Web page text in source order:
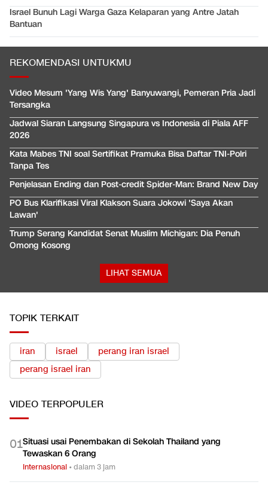
Israel Bunuh Lagi Warga Gaza Kelaparan yang Antre Jatah
Bantuan
REKOMENDASI UNTUKMU
Video Mesum 'Yang Wis Yang' Banyuwangi, Pemeran Pria Jadi
Tersangka
Jadwal Siaran Langsung Singapura vs Indonesia di Piala AFF
2026
Kata Mabes TNI soal Sertifikat Pramuka Bisa Daftar TNI-Polri
Tanpa Tes
Penjelasan Ending dan Post-credit Spider-Man: Brand New Day
PO Bus Klarifikasi Viral Klakson Suara Jokowi 'Saya Akan
Lawan'
Trump Serang Kandidat Senat Muslim Michigan: Dia Penuh
Omong Kosong
LIHAT SEMUA
TOPIK TERKAIT
iran israel
perang iran israel
perang israel iran
VIDEO TERPOPULER
01Situasi usai Penembakan di Sekolah Thailand yang
Tewaskan 6 Orang
Internasional •dalam 3 jam